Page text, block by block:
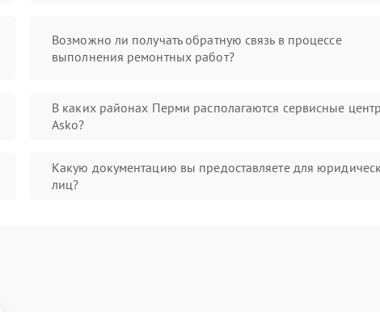
Возможно ли получать обратную связь в процессе
выполнения ремонтных работ?
В каких районах Перми располагаются сервисные
Asko?
Какую документацию вы предоставляете для
лиц?